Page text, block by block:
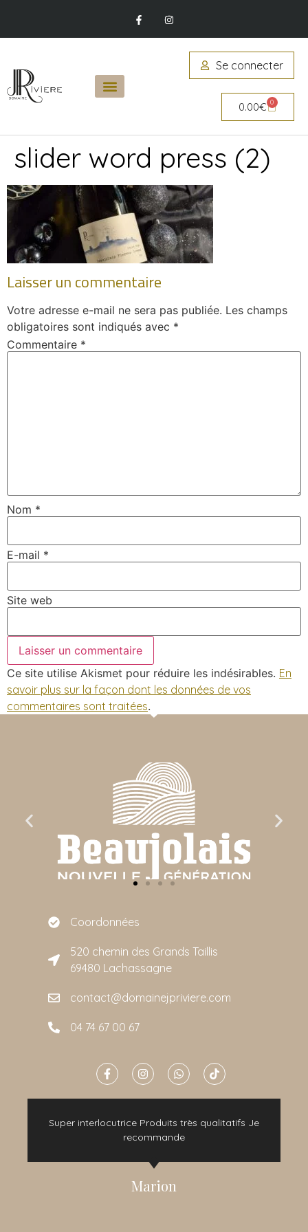
Se connecter
0.00€ 0
slider word press (2)
Laisser un commentaire
Votre adresse e-mail ne sera pas publiée. Les champs
obligatoires sont indiqués avec *
Commentaire *
Nom *
E-mail *
Site web
Ce site utilise Akismet pour réduire les indésirables. En
savoir plus sur la façon dont les données de vos
commentaires sont traitées.
Coordonnées
520 chemin des Grands Taillis
69480 Lachassagne
contact@domainejpriviere.com
04 74 67 00 67
Super interlocutrice Produits très qualitatifs Je
recommande
Marion